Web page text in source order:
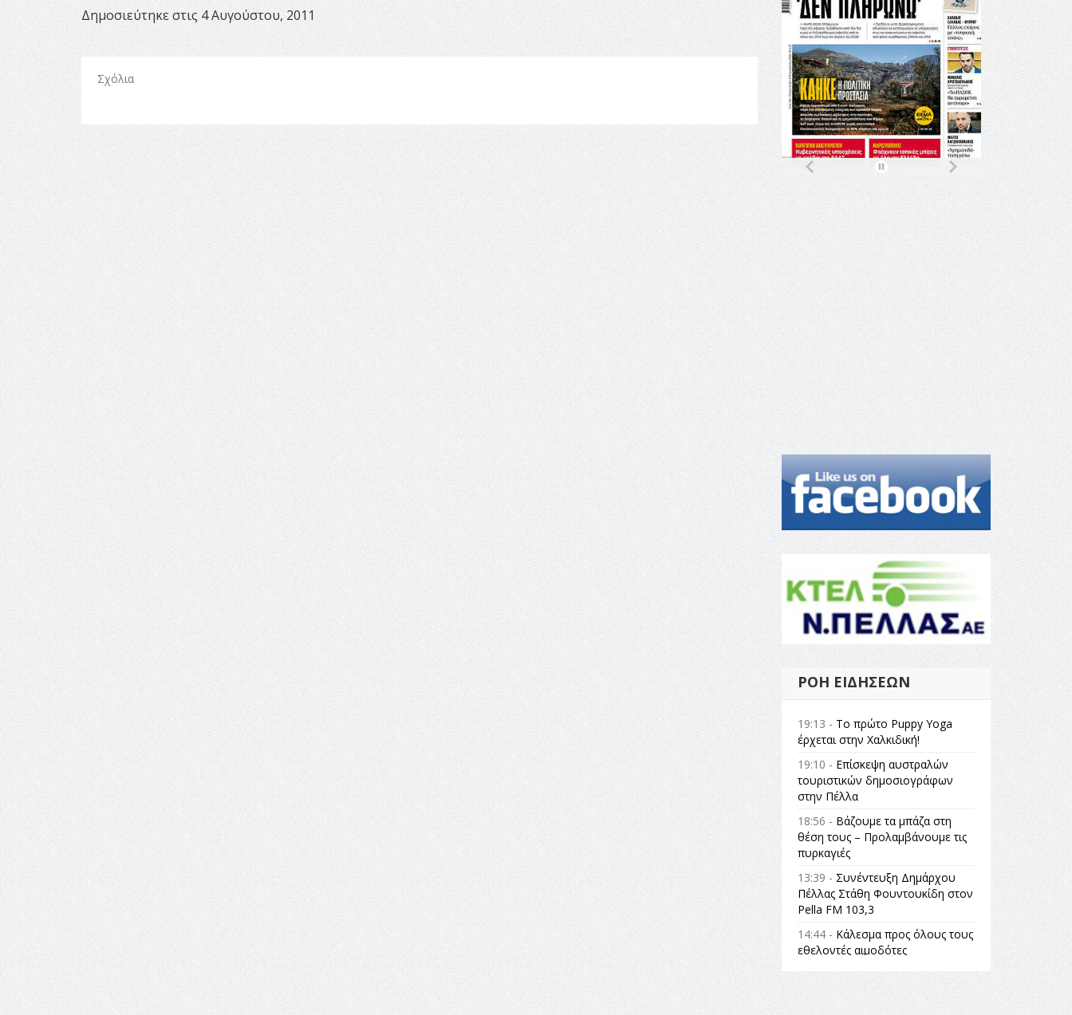
Δημοσιεύτηκε στις 4 Αυγούστου, 2011
Σχόλια
ΡΟΉ ΕΙΔΉΣΕΩΝ
19:13 - Το πρώτο Puppy Yoga
έρχεται στην Χαλκιδική!
19:10 - Επίσκεψη αυστραλών
τουριστικών δημοσιογράφων
στην Πέλλα
18:56 - Βάζουμε τα μπάζα στη
θέση τους – Προλαμβάνουμε τις
πυρκαγιές
13:39 - Συνέντευξη Δημάρχου
Πέλλας Στάθη Φουντουκίδη στον
Pella FM 103,3
14:44 - Κάλεσμα προς όλους τους
εθελοντές αιμοδότες
14:23 -Όλη η Ελλάδα ένας
πολιτισμός Μουσική
εγκατάσταση Πόλεμος και